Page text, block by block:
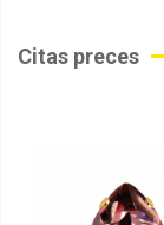
Citas preces